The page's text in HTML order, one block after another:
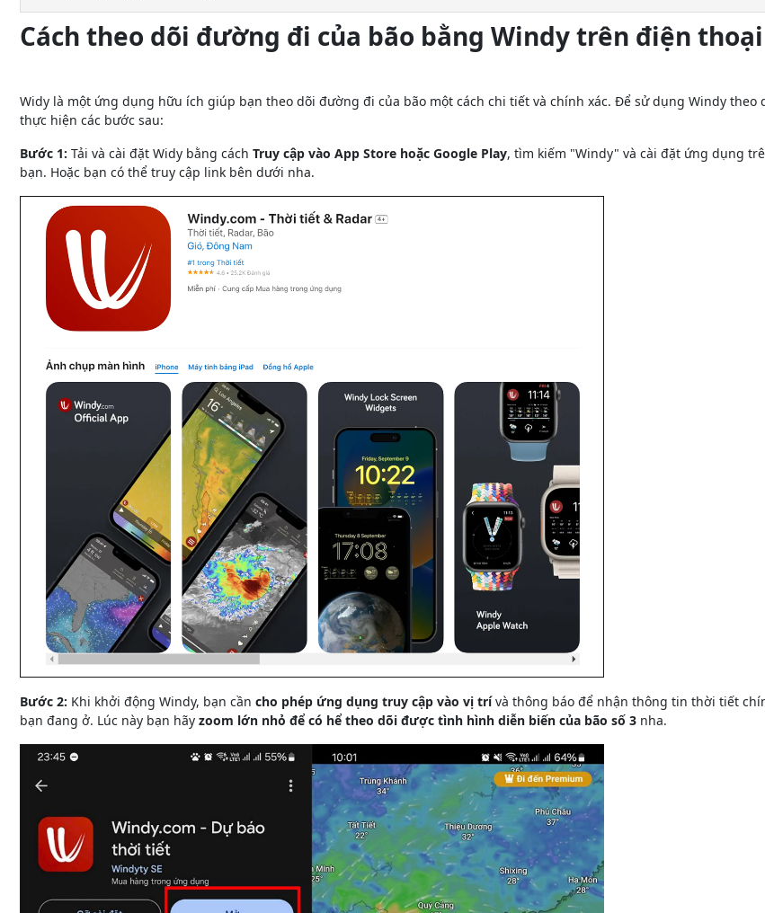
Cách theo dõi đường đi của bão bằng Windy trên điện thoại
Widy là một ứng dụng hữu ích giúp bạn theo dõi đường đi của bão một cách chi tiết và chính xác. Để sử dụng Windy theo
thực hiện các bước sau:
Bước 1: Tải và cài đặt Widy bằng cách Truy cập vào App Store hoặc Google Play, tìm kiếm "Windy" và cài đặt ứng dụng
bạn. Hoặc bạn có thể truy cập link bên dưới nha.
Bước 2: Khi khởi động Windy, bạn cần cho phép ứng dụng truy cập vào vị trívà thông báo để nhận thông tin thời tiết
bạn đang ở. Lúc này bạn hãy zoom lớn nhỏ để có hể theo dõi được tình hình diễn biến của bão số 3 nha.